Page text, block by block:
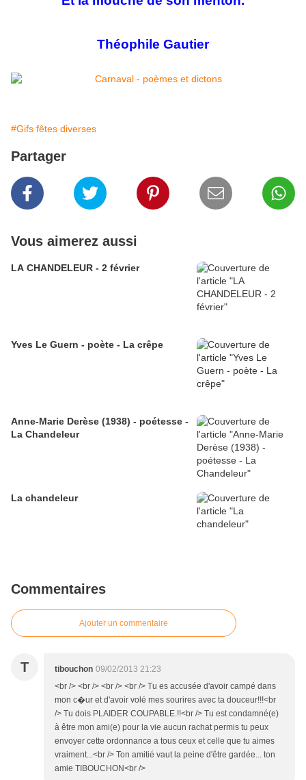
Théophile Gautier
#Gifs fêtes diverses
Partager
Vous aimerez aussi
LA CHANDELEUR - 2 février
Yves Le Guern - poète - La crêpe
Anne-Marie Derèse (1938) - poétesse -
La Chandeleur
La chandeleur
Commentaires
Ajouter un commentaire
T tibouchon 09/02/2013 21:23
<br /> <br /> <br /> <br /> Tu es accusée d'avoir campé dans
mon c�ur et d'avoir volé mes sourires avec ta douceur!!!<br
/> Tu dois PLAIDER COUPABLE.!!<br /> Tu est condamné(e)
à être mon ami(e) pour la vie aucun rachat permis tu peux
envoyer cette ordonnance a tous ceux et celle que tu aimes
vraiment...<br /> Ton amitié vaut la peine d'être gardée... ton
amie TIBOUCHON<br />